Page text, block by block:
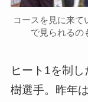
コースを見に来て
で見られるの
ヒート1を制
樹選手。昨年